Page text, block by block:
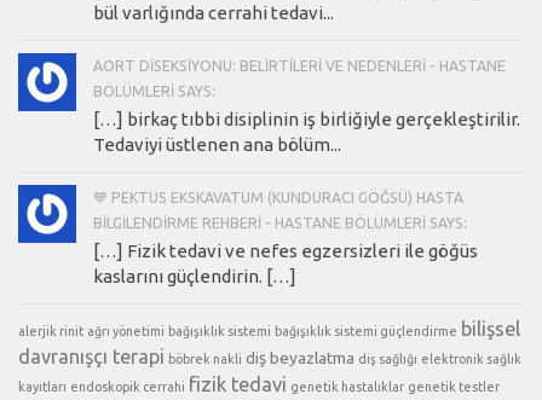
bül varlığında cerrahi tedavi...
AORT DISEKSIYONU: BELIRTILERI VE NEDENLERI - HASTANE
BÖLÜMLERI SAYS:
[…] birkaç tıbbi disiplinin iş birliğiyle gerçekleştirilir.
Tedaviyi üstlenen ana bölüm...
💙 PEKTUS EKSKAVATUM (KUNDURACI GÖĞSÜ) HASTA
BILGILENDIRME REHBERI - HASTANE BÖLÜMLERI SAYS:
[…] Fizik tedavi ve nefes egzersizleri ile göğüs
kaslarını güçlendirin. […]
alerjik rinit ağrı yönetimi bağışıklık sistemi bağışıklık sistemi güçlendirme bilişsel
davranışçı terapi böbrek nakli diş beyazlatma diş sağlığı elektronik sağlık
kayıtları endoskopik cerrahi fizik tedavi genetik hastalıklar genetik testler